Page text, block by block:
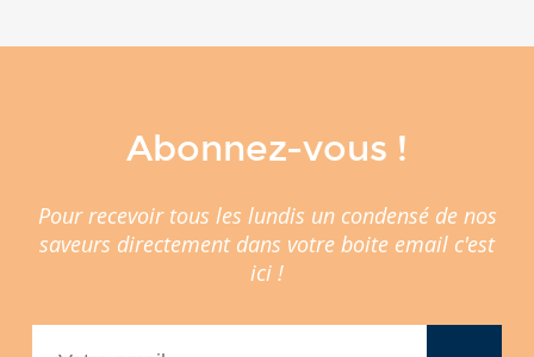
Abonnez-vous !
Pour recevoir tous les lundis un condensé de nos
saveurs directement dans votre boite email c'est
ici !